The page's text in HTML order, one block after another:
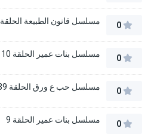
0 مسلسل قانون الطبيعة الحلقة 9
0 مسلسل بنات عمير الحلقة 10
0 مسلسل حب ع ورق الحلقة 39
0 مسلسل بنات عمير الحلقة 9